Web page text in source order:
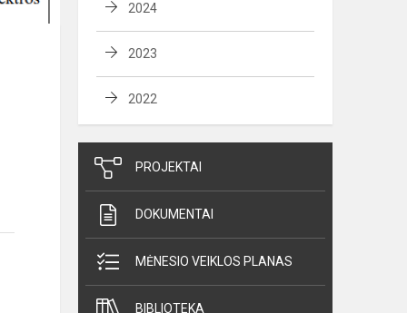
2024
2023
2022
PROJEKTAI
DOKUMENTAI
MĖNESIO VEIKLOS PLANAS
BIBLIOTEKA